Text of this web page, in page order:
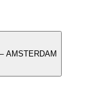
AMSTERDAM